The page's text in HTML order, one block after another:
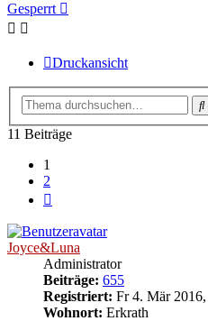
Gesperrt
Druckansicht
11 Beiträge
1
2
Joyce&Luna
Administrator
Beiträge: 655
Registriert: Fr 4. Mär
Wohnort: Erkrath